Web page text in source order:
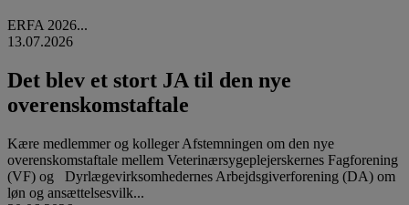
ERFA 2026...
13.07.2026
Det blev et stort JA til den nye
overenskomstaftale
Kære medlemmer og kolleger Afstemningen om den nye
overenskomstaftale mellem Veterinærsygeplejerskernes Fagforening
(VF) og Dyrlægevirksomhedernes Arbejdsgiverforening (DA) om
løn og ansættelsesvilk...